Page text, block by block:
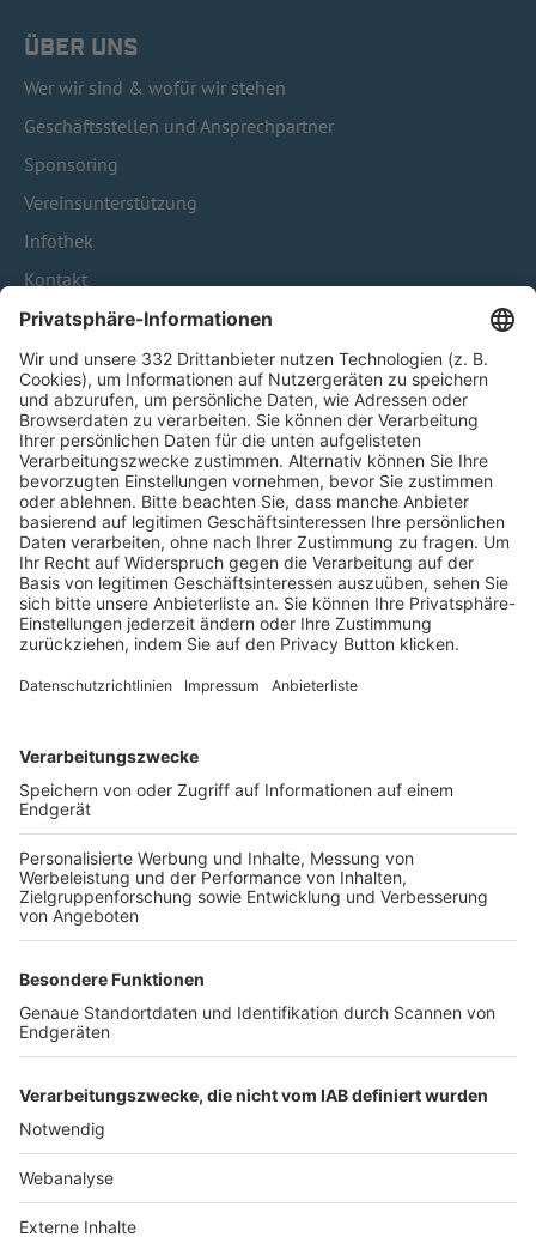
ÜBER UNS
Wer wir sind & wofür wir stehen
Geschäftsstellen und Ansprechpartner
Sponsoring
Vereinsunterstützung
Infothek
Kontakt
HÄUFIG BESUCHTE SEITEN
Pässe und Vereinswechsel
Trainerausbildung
Schulungsangebot Vereinsmitarbeiter
BFV-Geschäftsstellen
Trainerbörse
Login SpielPlus
FOLGE DEM BFV
TOP-VEREINE
TOP-PARTNER
Nutzungsbedingungen Datenschutz Impressum